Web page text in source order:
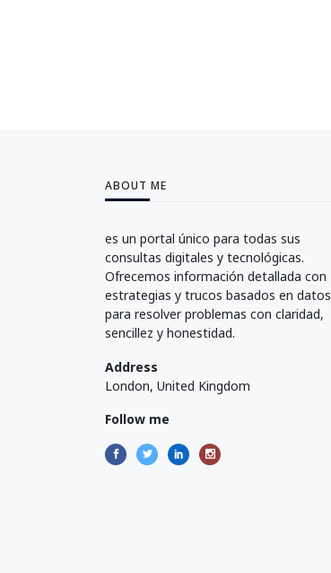
ABOUT ME
es un portal único para todas sus
consultas digitales y tecnológicas.
Ofrecemos información detallada con
estrategias y trucos basados en datos
para resolver problemas con claridad,
sencillez y honestidad.
Address
London, United Kingdom
Follow me